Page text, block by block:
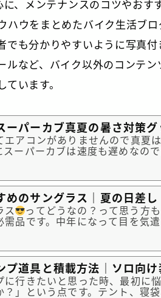
、メンテナンスのコツやおす
ハウをまとめたバイク生活ブ
も分かりやすいように写真付
ルなど、バイク以外のコンテ
います。
ーパーカブ真夏の暑さ対策
エアコンがありませんので真夏
スーパーカブは速度も遅めなの
めのサングラス｜夏の日差
ス
ってどうなの？って思う方
需品です。中年になって目を気
プ道具と積載方法｜ソロ向け
に行きたいと思った時、最初に
」という点です。テント、寝